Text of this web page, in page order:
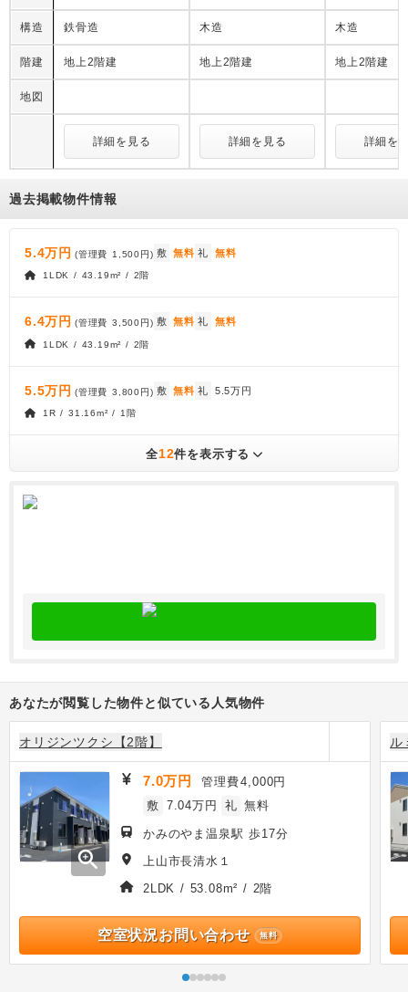
構造 鉄骨造 木造 木造
階建 地上2階建 地上2階建 地上2階建
地図
詳細を見る 詳細を見る 詳細を
過去掲載物件情報
5.4万円 (管理費 1,500円) 敷 無料 礼 無料
1LDK / 43.19m² / 2階
6.4万円 (管理費 3,500円 ) 敷 無料 礼 無料
1LDK / 43.19m² / 2階
5.5万円 (管理費 3,800円) 敷 無料 礼 5.5万円
1R / 31.16m² / 1階
全12件を表示する
あなたが閲覧した物件と似ている人気物件
オリジンツクシ【2階】
zoom_in
7.0万円 管理費4,000円
敷 7.04万円 礼 無料
かみのやま温泉駅 歩17分
上山市長清水１
2LDK / 53.08m² / 2階
空室状況お問い合わせ 無料
ル